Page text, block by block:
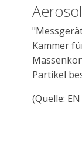
Kammer
Partikel
(Quelle: